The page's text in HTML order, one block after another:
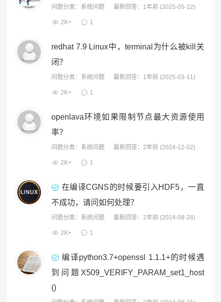
问题分类： 系统问题 最新回答：1年前 (2025-05-12)
2K+ 1
redhat 7.9 Linux中，terminal为什么被kill关
闭？
问题分类： 系统问题 最新回答：1年前 (2025-03-11)
2K+ 1
openlava环境如果限制节点最大资源使用
率？
问题分类： 系统问题 最新回答：2年前 (2024-12-02)
2K+ 1
在编译CGNS的时候要引入HDF5，一直
不成功，请问如何处理？
问题分类： 系统问题 最新回答：2年前 (2024-08-28)
2K+ 1
编译python3.7+openssl 1.1.1+的时候遇
到问题X509_VERIFY_PARAM_set1_host
()